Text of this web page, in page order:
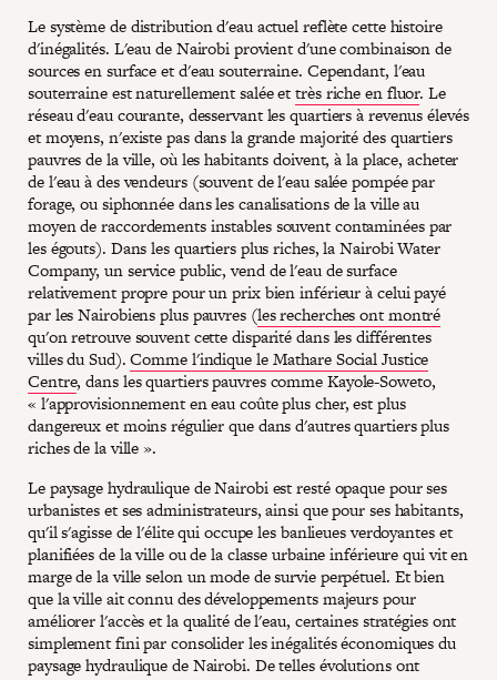
Le système de distribution d'eau actuel reflète cette histoire
d'inégalités. L'eau de Nairobi provient d'une combinaison de
sources en surface et d'eau souterraine. Cependant, l'eau
souterraine est naturellement salée ettrès riche en fluor. Le
réseau d'eau courante, desservant les quartiers à revenus élevés
et moyens, n'existe pas dans la grande majorité des quartiers
pauvres de la ville, où les habitants doivent, à la place, acheter
de l'eau à des vendeurs (souvent de l'eau salée pompée par
forage, ou siphonnée dans les canalisations de la ville au
moyen de raccordements instables souvent contaminées par
les égouts). Dans les quartiers plus riches, la Nairobi Water
Company, un service public, vend de l'eau de surface
relativement propre pour un prix bien inférieur à celui payé
par les Nairobiens plus pauvres (les recherches ont montré
qu'on retrouve souvent cette disparité dans les différentes
villes du Sud).Comme l'indique le Mathare Social Justice
Centre, dans les quartiers pauvres comme Kayole-Soweto,
« l'approvisionnement en eau coûte plus cher, est plus
dangereux et moins régulier que dans d'autres quartiers plus
riches de la ville ».
Le paysage hydraulique de Nairobi est resté opaque pour ses
urbanistes et ses administrateurs, ainsi que pour ses habitants,
qu'il s'agisse de l'élite qui occupe les banlieues verdoyantes et
planifiées de la ville ou de la classe urbaine inférieure qui vit en
marge de la ville selon un mode de survie perpétuel. Et bien
que la ville ait connu des développements majeurs pour
améliorer l'accès et la qualité de l'eau, certaines stratégies ont
simplement fini par consolider les inégalités économiques du
paysage hydraulique de Nairobi. De telles évolutions ont